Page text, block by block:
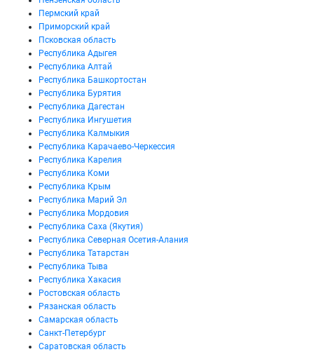
Пермский край
Приморский край
Псковская область
Республика Адыгея
Республика Алтай
Республика Башкортостан
Республика Бурятия
Республика Дагестан
Республика Ингушетия
Республика Калмыкия
Республика Карачаево-Черкессия
Республика Карелия
Республика Коми
Республика Крым
Республика Марий Эл
Республика Мордовия
Республика Саха (Якутия)
Республика Северная Осетия-Алания
Республика Татарстан
Республика Тыва
Республика Хакасия
Ростовская область
Рязанская область
Самарская область
Санкт-Петербург
Саратовская область